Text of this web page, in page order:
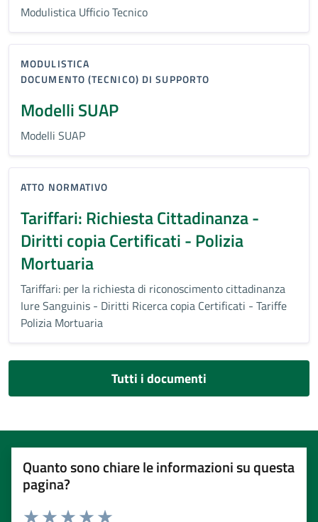
Modulistica Ufficio Tecnico
MODULISTICA
DOCUMENTO (TECNICO) DI SUPPORTO
Modelli SUAP
Modelli SUAP
ATTO NORMATIVO
Tariffari: Richiesta Cittadinanza -
Diritti copia Certificati - Polizia
Mortuaria
Tariffari: per la richiesta di riconoscimento cittadinanza
Iure Sanguinis - Diritti Ricerca copia Certificati - Tariffe
Polizia Mortuaria
Tutti i documenti
Quanto sono chiare le informazioni su questa
pagina?
Rating: